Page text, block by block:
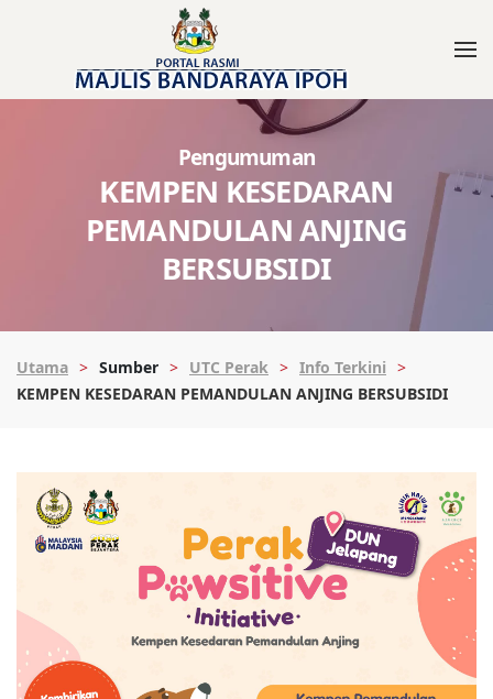
Pengumuman
KEMPEN KESEDARAN
PEMANDULAN ANJING
BERSUBSIDI
Utama Sumber UTC Perak
Info Terkini
KEMPEN KESEDARAN PEMANDULAN ANJING BERSUBSIDI